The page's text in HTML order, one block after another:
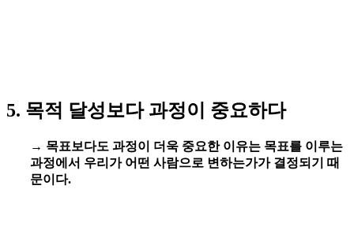
5. 목적 달성보다 과정이 중요하다
→ 목표보다도 과정이 더욱 중요한 이유는 목표를 이루는
과정에서 우리가 어떤 사람으로 변하는가가 결정되기 때
문이다.